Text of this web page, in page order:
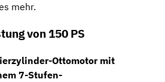
mehr.
von 150 PS
Ottomotormit
7-Stufen-